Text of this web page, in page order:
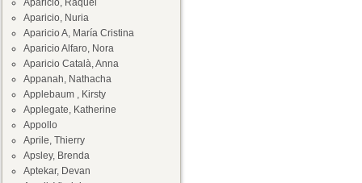
Aparicio, Raquel
Aparicio, Nuria
Aparicio A, María Cristina
Aparicio Alfaro, Nora
Aparicio Català, Anna
Appanah, Nathacha
Applebaum , Kirsty
Applegate, Katherine
Appollo
Aprile, Thierry
Apsley, Brenda
Aptekar, Devan